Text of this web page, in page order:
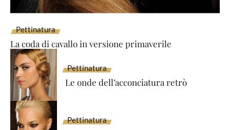
Pettinatura
La coda di cavallo in versione primaverile
Pettinatura
Le onde dell’acconciatura retrò
Pettinatura